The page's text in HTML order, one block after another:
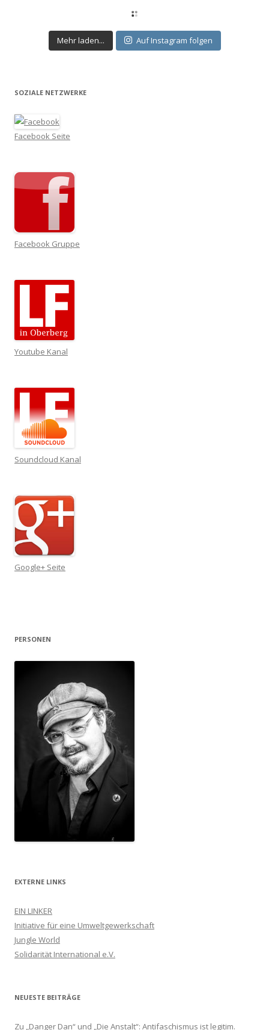
Mehr laden... Auf Instagram folgen
SOZIALE NETZWERKE
Facebook Seite
Facebook Gruppe
Youtube Kanal
Soundcloud Kanal
Google+ Seite
PERSONEN
EXTERNE LINKS
EIN LINKER
Initiative für eine Umweltgewerkschaft
Jungle World
Solidarität International e.V.
NEUESTE BEITRÄGE
Zu „Danger Dan“ und „Die Anstalt“: Antifaschismus ist legitim.